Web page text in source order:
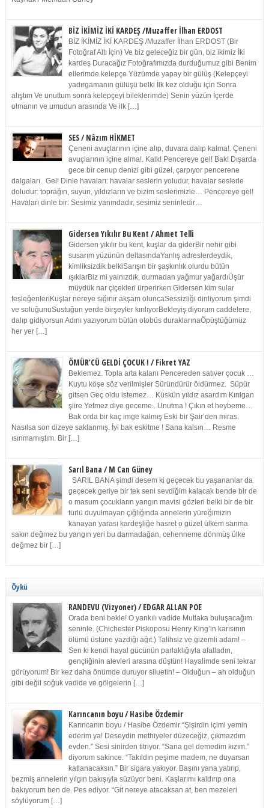
BİZ İKİMİZ İKİ KARDEŞ /Muzaffer İlhan ERDOST
BİZ İKİMİZ İKİ KARDEŞ /Muzaffer İlhan ERDOST (Bir
Fotoğraf Altı İçin) Ve biz geleceğiz bir gün, biz ikimiz İki
kardeş Duracağız Fotoğrafımızda durduğumuz gibi Benim
ellerimde kelepçe Yüzümde yapay bir gülüş (Kelepçeyi
yadırgamanın gülüşü belki İlk kez olduğu için Sonra
alıştım Ve unuttum sonra kelepçeyi bileklerimde) Senin yüzün İçerde
olmanın ve umudun arasında Ve ilk […]
SES / Nâzım HİKMET
Çeneni avuçlarının içine alıp, duvara dalıp kalma!. Çeneni
avuçlarının içine alma!. Kalk! Pencereye gel! Bak! Dışarda
gece bir cenup denizi gibi güzel, çarpıyor pencerene
dalgaları.. Gel! Dinle havaları: havalar seslerin yoludur, havalar seslerle
doludur: toprağın, suyun, yıldızların ve bizim seslerimizle… Pencereye gel!
Havaları dinle bir: Sesimiz yanındadır, sesimiz seninledir…
Gidersen Yıkılır Bu Kent / Ahmet Telli
Gidersen yıkılır bu kent, kuşlar da giderBir nehir gibi
susarım yüzünün deltasındaYanlış adreslerdeydik,
kimliksizdik belkiSarışın bir şaşkınlık olurdu bütün
ışıklarBiz mi yalnızdık, durmadan yağmur yağardıÜşür
müydük nar çiçekleri ürperirken Gidersen kim sular
fesleğenleriKuşlar nereye sığınır akşam oluncaSessizliği dinliyorum şimdi
ve soluğunuSustuğun yerde birşeyler kırılıyorBekleyiş diyorum caddelere,
dalıp gidiyorsun Adını yazıyorum bütün otobüs duraklarınaÖpüştüğümüz
her yer […]
ÖMÜR’CÜ GELDİ ÇOCUK ! / Fikret YAZ
Beklemez. Topla arta kalanı Pencereden satıver çocuk …
Kuytu köşe söz verilmişler Süründürür öldürmez. Süpür
gitsen Geç oldu istemez… Küskün yıldız asardım Kırılgan
şiire Yetmez diye geceme.. Unutma ! Çıkın et heybeme…
Bak orda bir kaç imge kalmış Eski bir Şair’den miras.
Nasılsa son dizeye saklanmış. İyi bak eskitme ! Sana kalsın… Resme
ısınmamıştım. Bir […]
Sarıl Bana / M Can Güney
SARIL BANA şimdi desem ki geçecek bu yaşananlar da
geçecek geriye bir tek seni sevdiğim kalacak bende bir de
o masum çocukların yangın mavisi gözleri belki bir de bir
türlü duyulmayan çığlığında annelerin yüreğimizin
kanayan yarası kardeşliğe hasret o güzel ülkem sanma
sakın değmez bu yangın yeri bu darmadağan, cehenneme dönmüş ülke
değmez bir […]
Öykü
RANDEVU (Vizyoner) / EDGAR ALLAN POE
Orada beni bekle! O yankılı vadide Mutlaka buluşacağım
seninle. (Chichester Piskoposu Henry King’in karısının
ölümü üstüne yazdığı ağıt.) Talihsiz ve gizemli adam! –
Sen ki kendi hayal gücünün parlaklığıyla afalladın,
gençliğinin alevleri arasına düştün! Hayalimde seni tekrar
görüyorum! Bir kez daha önümde duruyor siluetin! – Olduğun – ah olduğun
gibi değil soğuk vadide ve gölgelerin […]
Karıncanın boyu / Hasibe Özdemir
Karıncanın boyu / Hasibe Özdemir “Şişirdin içimi yemin
ederim ya! Deseydin methiyeler düzeceğiz, çıkmazdım
evden.” Sesi sinirden titriyor. “Sana gel demedim kızım.”
diyorum sakince. “Takıldın peşime madem, ne duyarsan
katlanacaksın.” Bir sigara yakıyor. Başını yana yatırıp,
bezmiş annelerin yılgın bakışıyla süzüyor beni. Kaşlarımı kaldırıp ona
bakıyorum ben de. Pes ediyor. “Git nereye atacaksan at, ben mezeleri
söylüyorum […]